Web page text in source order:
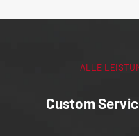
ALLE
Custom